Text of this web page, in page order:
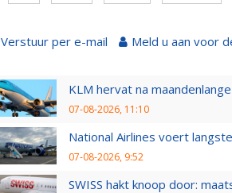
Verstuur per e-mail Meld u aan voor
KLM hervat na
07-08-2026, 11:10
National Airlines voert
07-08-2026, 9:52
SWISS hakt knoop door: